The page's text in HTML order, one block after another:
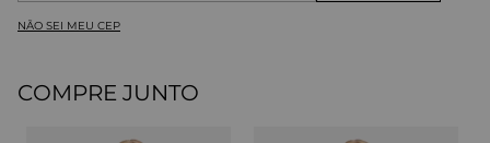
NÃO SEI MEU CEP
COMPRE JUNTO